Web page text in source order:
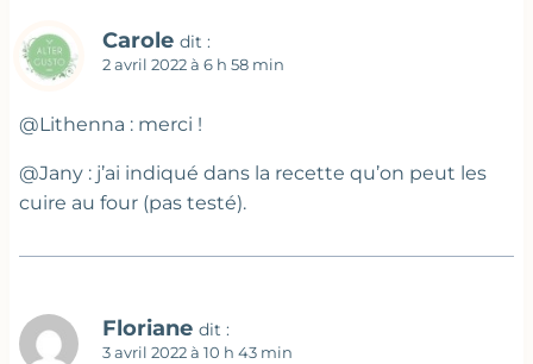
Carole dit :
2 avril 2022 à 6 h 58 min
@Lithenna : merci !
@Jany : j’ai indiqué dans la recette qu’on peut les
cuire au four (pas testé).
Floriane dit :
3 avril 2022 à 10 h 43 min